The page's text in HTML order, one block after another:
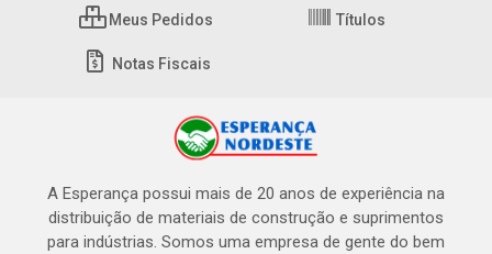
Meus Pedidos Títulos
Notas Fiscais
A Esperança possui mais de 20 anos de experiência na
distribuição de materiais de construção e suprimentos
para indústrias. Somos uma empresa de gente do bem